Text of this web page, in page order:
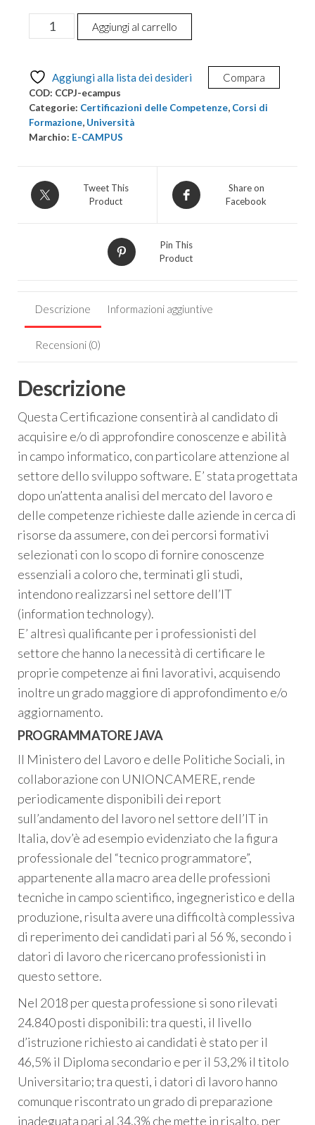
Programmatore
Java
Aggiungi al carrello
Aggiungi alla lista dei desideri Compara
COD: CCPJ-ecampus
Categorie: Certificazioni delle Competenze, Corsi di
Formazione, Università
Marchio: E-CAMPUS
Tweet This
Product
Share on
Facebook
Pin This
Product
Descrizione Informazioni aggiuntive
Recensioni (0)
Descrizione
Questa Certificazione consentirà al candidato di
acquisire e/o di approfondire conoscenze e abilità
in campo informatico, con particolare attenzione al
settore dello sviluppo software. E’ stata progettata
dopo un’attenta analisi del mercato del lavoro e
delle competenze richieste dalle aziende in cerca di
risorse da assumere, con dei percorsi formativi
selezionati con lo scopo di fornire conoscenze
essenziali a coloro che, terminati gli studi,
intendono realizzarsi nel settore dell’IT
(information technology).
E’ altresì qualificante per i professionisti del
settore che hanno la necessità di certificare le
proprie competenze ai fini lavorativi, acquisendo
inoltre un grado maggiore di approfondimento e/o
aggiornamento.
PROGRAMMATORE JAVA
Il Ministero del Lavoro e delle Politiche Sociali, in
collaborazione con UNIONCAMERE, rende
periodicamente disponibili dei report
sull’andamento del lavoro nel settore dell’IT in
Italia, dov’è ad esempio evidenziato che la figura
professionale del “tecnico programmatore”,
appartenente alla macro area delle professioni
tecniche in campo scientifico, ingegneristico e della
produzione, risulta avere una difficoltà complessiva
di reperimento dei candidati pari al 56 %, secondo i
datori di lavoro che ricercano professionisti in
questo settore.
Nel 2018 per questa professione si sono rilevati
24.840 posti disponibili: tra questi, il livello
d’istruzione richiesto ai candidati è stato per il
46,5% il Diploma secondario e per il 53,2% il titolo
Universitario; tra questi, i datori di lavoro hanno
comunque riscontrato un grado di preparazione
inadeguata pari al 34,3% che mette in risalto, per